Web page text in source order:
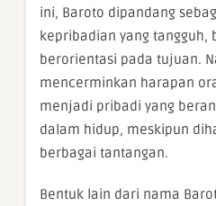
ini, Baroto dipandang
kepribadian yang tangguh,
berorientasi pada tujuan.
mencerminkan harapan
menjadi pribadi yang
dalam hidup, meskipun
berbagai tantangan.
Bentuk lain dari nama